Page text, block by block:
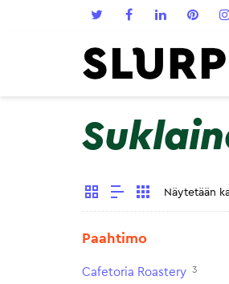
Näytetään
Paahtimo
Cafetoria Roastery 3